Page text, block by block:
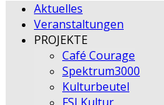
Aktuelles
Veranstaltungen
PROJEKTE
Café Courage
Spektrum3000
Kulturbeutel